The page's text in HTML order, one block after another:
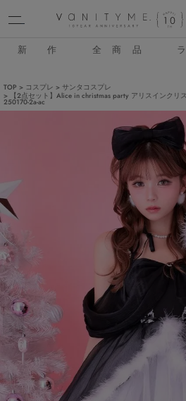
新 作 全 商 品
TOP コスプレ
サンタコスプレ
【2点セット】Alice in christmas party アリスインクリ
250170-2a-ac